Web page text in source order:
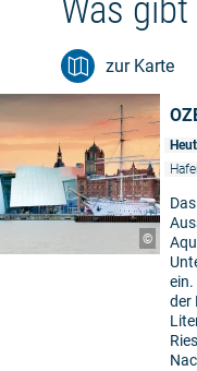
Was
zur Karte
©
ein.
der